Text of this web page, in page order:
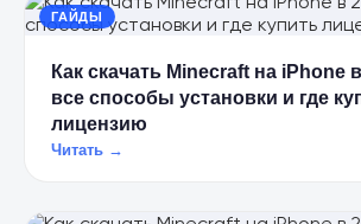
ГАЙДЫ
Как скачать Minecraft на iPhone
все способы установки и где
лицензию
Читать →